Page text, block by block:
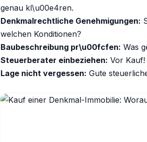
genau kl\u00e4ren.
Denkmalrechtliche Genehmigungen:
welchen Konditionen?
Baubeschreibung pr\u00fcfen: Was
Steuerberater einbeziehen: Vor
Lage nicht vergessen: Gute